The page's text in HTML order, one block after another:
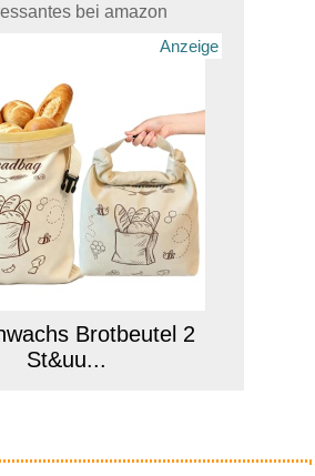
bei amazon
Anzeige
Brotbeutel 2
St&uu...